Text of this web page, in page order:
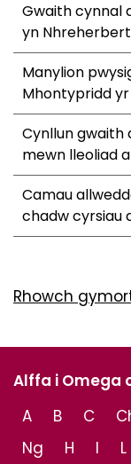
Gwaith cynnal
yn Nhreherbert
Manylion
Mhontypridd
Cynllun gwaith
mewn lleoliad
Camau
chadw cyrsiau
Rhowch
Alffa i Omega
A
B C
Ng
H I L